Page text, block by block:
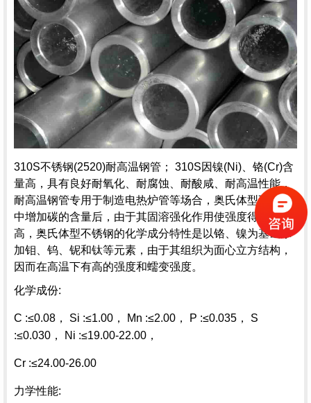
310S不锈钢(2520)耐高温钢管； 310S因镍(Ni)、铬(Cr)含
量高，具有良好耐氧化、耐腐蚀、耐酸咸、耐高温性能，
耐高温钢管专用于制造电热炉管等场合，奥氏体型不锈钢
中增加碳的含量后，由于其固溶强化作用使强度得到提
高，奥氏体型不锈钢的化学成分特性是以铬、镍为基础添
加钼、钨、铌和钛等元素，由于其组织为面心立方结构 ，
因而在高温下有高的强度和蠕变强度。
化学成份:
C :≤0.08， Si :≤1.00， Mn :≤2.00， P :≤0.035， S
:≤0.030， Ni :≤19.00-22.00，
Cr :≤24.00-26.00
力学性能: